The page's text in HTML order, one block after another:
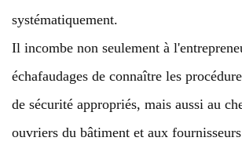
systématiquement.
Il incombe non seulement à
échafaudages de connaître les
de sécurité appropriés, mais aussi au
ouvriers du bâtiment et aux